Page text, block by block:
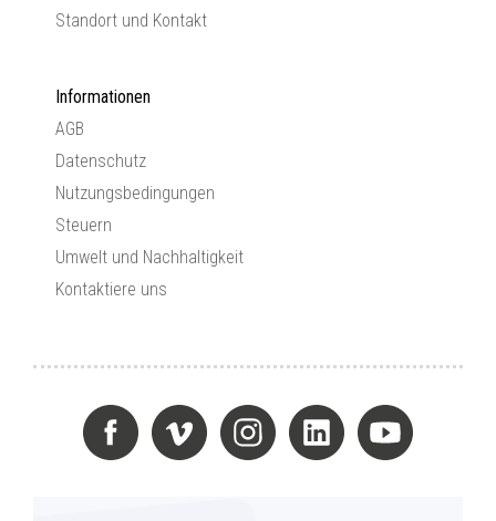
Standort und Kontakt
Informationen
AGB
Datenschutz
Nutzungsbedingungen
Steuern
Umwelt und Nachhaltigkeit
Kontaktiere uns